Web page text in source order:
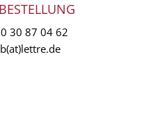
30 87 04 62